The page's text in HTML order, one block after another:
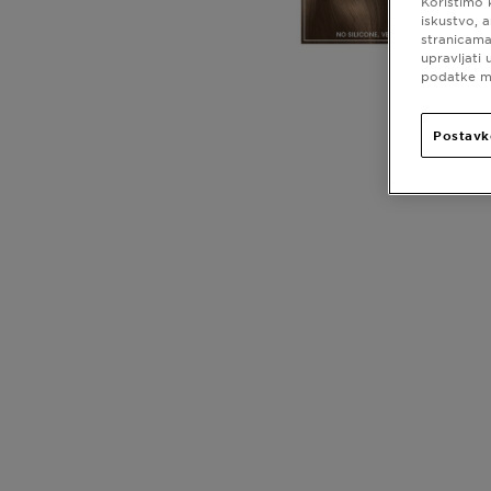
iskustvo,
upravljati
podatke